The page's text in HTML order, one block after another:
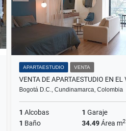
APARTAESTUDIO VENTA
Bogotá D.C., Cundinamarca, Colombia
1 Alcobas 1 Garaje
1 Baño 34.49Área m2